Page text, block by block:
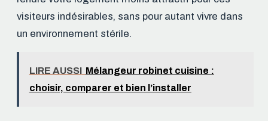
visiteurs indésirables, sans pour autant vivre dans
un environnement stérile.
LIRE AUSSI Mélangeur robinet cuisine :
choisir, comparer et bien l’installer